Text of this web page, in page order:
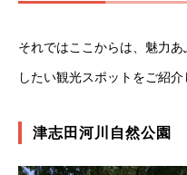
それではここからは、魅力
したい観光スポットをご紹介
津志田河川自然公園